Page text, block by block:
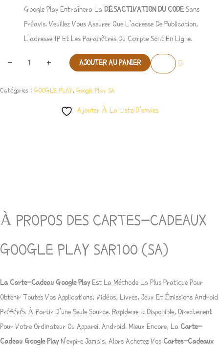
Google Play Entraînera La DÉSACTIVATION DU CODE Sans
Préavis. Veuillez Vous Assurer Que L’adresse De Publication,
L’adresse IP Et Les Paramètres Du Compte Sont En Ligne.
- + AJOUTER AU PANIER
Catégories : GOOGLE PLAY, Google Play SA
Ajouter À La Liste D’envies
À PROPOS DES CARTES-CADEAUX
GOOGLE PLAY SAR100 (SA)
La Carte-Cadeau Google PlayEst La Méthode La Plus Pratique Pour
Obtenir Toutes Vos Applications, Vidéos, Livres, Jeux Et Émissions Android
Préférés À Partir D’une Seule Source. Rapidement Disponible, Directement
Pour Votre Ordinateur Ou Appareil Android. Mieux Encore, La Carte-
Cadeau Google PlayN’expire Jamais, Alors Achetez Vos Cartes-Cadeaux